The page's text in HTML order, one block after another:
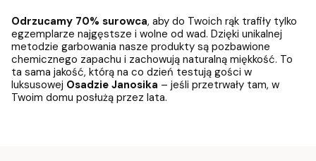
Odrzucamy 70% surowca, aby do Twoich rąk trafiły tylko
egzemplarze najgęstsze i wolne od wad. Dzięki unikalnej
metodzie garbowania nasze produkty są pozbawione
chemicznego zapachu i zachowują naturalną miękkość. To
ta sama jakość, którą na co dzień testują gości w
luksusowej Osadzie Janosika – jeśli przetrwały tam, w
Twoim domu posłużą przez lata.